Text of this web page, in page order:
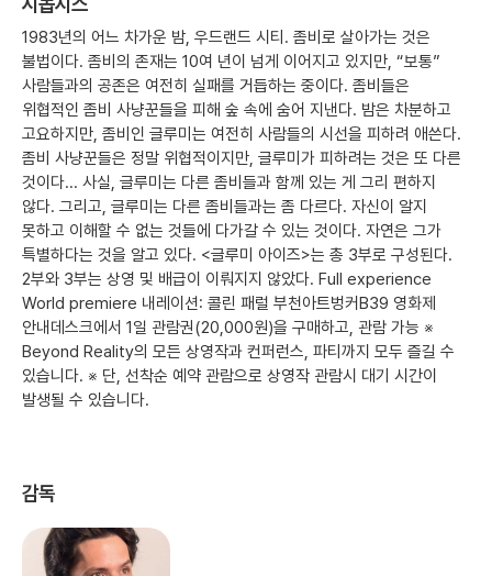
1983년의 어느 차가운 밤, 우드랜드 시티. 좀비로 살아가는 것은
불법이다. 좀비의 존재는 10여 년이 넘게 이어지고 있지만, “보통”
사람들과의 공존은 여전히 실패를 거듭하는 중이다. 좀비들은
위협적인 좀비 사냥꾼들을 피해 숲 속에 숨어 지낸다. 밤은 차분하고
고요하지만, 좀비인 글루미는 여전히 사람들의 시선을 피하려 애쓴다.
좀비 사냥꾼들은 정말 위협적이지만, 글루미가 피하려는 것은 또 다른
것이다... 사실, 글루미는 다른 좀비들과 함께 있는 게 그리 편하지
않다. 그리고, 글루미는 다른 좀비들과는 좀 다르다. 자신이 알지
못하고 이해할 수 없는 것들에 다가갈 수 있는 것이다. 자연은 그가
특별하다는 것을 알고 있다. <글루미 아이즈>는 총 3부로 구성된다.
2부와 3부는 상영 및 배급이 이뤄지지 않았다. Full experience
World premiere 내레이션: 콜린 패럴 부천아트벙커B39 영화제
안내데스크에서 1일 관람권(20,000원)을 구매하고, 관람 가능 ※
Beyond Reality의 모든 상영작과 컨퍼런스, 파티까지 모두 즐길 수
있습니다. ※ 단, 선착순 예약 관람으로 상영작 관람시 대기 시간이
발생될 수 있습니다.
감독